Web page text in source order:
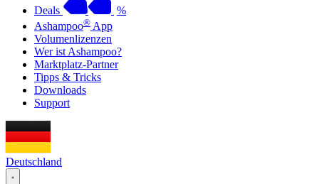
Deals
%
Ashampoo® App
Volumenlizenzen
Wer ist Ashampoo?
Marktplatz-Partner
Tipps & Tricks
Downloads
Support
Deutschland